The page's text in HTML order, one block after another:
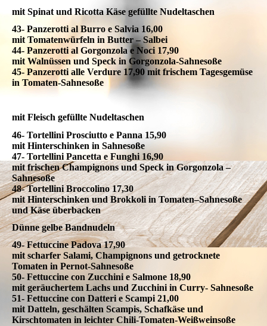
mit Spinat und Ricotta Käse gefüllte Nudeltaschen
43- Panzerotti al Burro e Salvia 16,00
mit Tomatenwürfeln in Butter – Salbei
44- Panzerotti al Gorgonzola e Noci 17,90
mit Walnüssen und Speck in Gorgonzola-Sahnesoße
45- Panzerotti alle Verdure 17,90 mit frischem Tagesgemüse
in Tomaten-Sahnesoße
mit Fleisch gefüllte Nudeltaschen
46- Tortellini Prosciutto e Panna 15,90
mit Hinterschinken in Sahnesoße
47- Tortellini Pancetta e Funghi 16,90
mit frischen Champignons und Speck in Gorgonzola –
Sahnesoße
48- Tortellini Broccolino 17,30
mit Hinterschinken und Brokkoli in Tomaten–Sahnesoße
und Käse überbacken
Dünne gelbe Bandnudeln
49- Fettuccine Padova 17,90
mit scharfer Salami, Champignons und getrocknete
Tomaten in Pernot-Sahnesoße
50- Fettuccine con Zucchini e Salmone 18,90
mit geräuchertem Lachs und Zucchini in Curry- Sahnesoße
51- Fettuccine con Datteri e Scampi 21,00
mit Datteln, geschälten Scampis, Schafkäse und
Kirschtomaten in leichter Chili-Tomaten-Weißweinsoße